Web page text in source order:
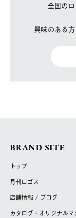
全国の
興味のある
BRAND SITE
トップ
月刊ロゴス
店舗情報 / ブログ
カタログ・オリジナルマ